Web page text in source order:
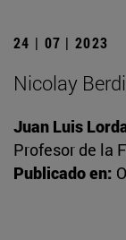
24 | 07 | 2023
Nicolay
Juan Luis
Profesor de la
Publicado en: